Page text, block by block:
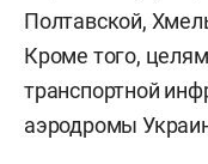
Полтавской,
Кроме того,
транспортной
аэродромы